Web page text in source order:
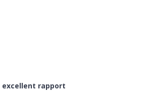
excellent rapport